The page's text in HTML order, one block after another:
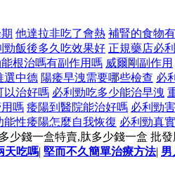
他達拉非吃了會熱 補腎的食物
勁飯後多久吃效果好 正規藥店必
根治嗎有副作用嗎 威爾剛副作用
選中德 陽痿早洩需要哪些檢查 必
以治好嗎 必利勁吃多少能治早洩
嗎 痿陽到醫院能治好嗎 必利勁
能性痿陽怎麼自我恢復 必利勁真
少錢一盒特賣,肽多少錢一盒 批
天吃嗎| 堅而不久簡單治療方法| 男